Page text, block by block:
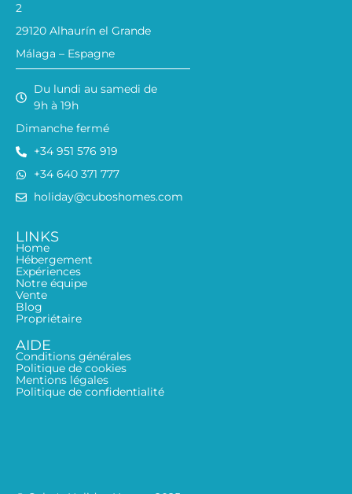
2
29120 Alhaurín el Grande
Málaga – Espagne
Du lundi au samedi de
9h à 19h
Dimanche fermé
+34 951 576 919
+34 640 371 777
holiday@cuboshomes.com
LINKS
Home
Hébergement
Expériences
Notre équipe
Vente
Blog
Propriétaire
AIDE
Conditions générales
Politique de cookies
Mentions légales
Politique de confidentialité